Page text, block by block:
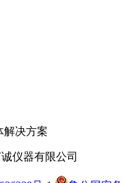
解决方案
仪器有限公司